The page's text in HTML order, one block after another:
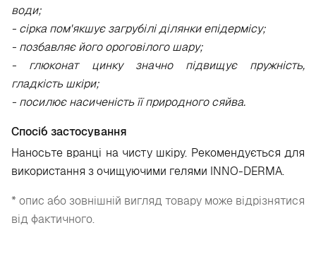
води;
- сірка пом'якшує загрубілі ділянки епідермісу;
- позбавляє його ороговілого шару;
- глюконат цинку значно підвищує пружність,
гладкість шкіри;
- посилює насиченість її природного сяйва.
Спосіб застосування
Наносьте вранці на чисту шкіру. Рекомендується для
використання з очищуючими гелями INNO-DERMA.
* опис або зовнішній вигляд товару може відрізнятися
від фактичного.